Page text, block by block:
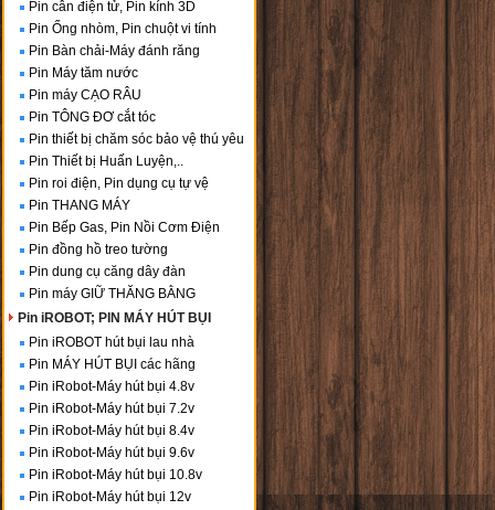
Pin cân điện tử, Pin kính 3D
Pin Ống nhòm, Pin chuột vi tính
Pin Bàn chải-Máy đánh răng
Pin Máy tăm nước
Pin máy CẠO RÂU
Pin TÔNG ĐƠ cắt tóc
Pin thiết bị chăm sóc bảo vệ thú yêu
Pin Thiết bị Huấn Luyện,..
Pin roi điện, Pin dụng cụ tự vệ
Pin THANG MÁY
Pin Bếp Gas, Pin Nồi Cơm Điện
Pin đồng hồ treo tường
Pin dung cụ căng dây đàn
Pin máy GIỮ THĂNG BẰNG
Pin iROBOT; PIN MÁY HÚT BỤI
Pin iROBOT hút bụi lau nhà
Pin MÁY HÚT BỤI các hãng
Pin iRobot-Máy hút bụi 4.8v
Pin iRobot-Máy hút bụi 7.2v
Pin iRobot-Máy hút bụi 8.4v
Pin iRobot-Máy hút bụi 9.6v
Pin iRobot-Máy hút bụi 10.8v
Pin iRobot-Máy hút bụi 12v